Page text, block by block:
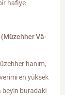
hafiye
Vâ-
hanım,
en yüksek
beyin buradaki